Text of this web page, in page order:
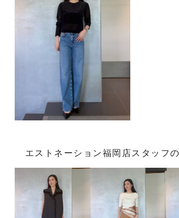
エストネーション福岡店スタッフ